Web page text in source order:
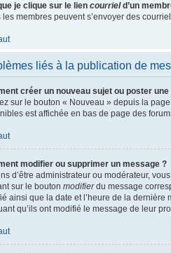
je clique sur le lien courrield’un
les membres peuvent s’envoyer des
liés à la publication de
créer un nouveau sujet ou poster une
sur le bouton « Nouveau » depuis la
est affichée en bas de page des
modifier ou supprimer un message ?
d’être administrateur ou modérateur,
sur le bouton modifierdu message
ainsi que la date et l’heure de la
qu’ils ont modifié le message de leur